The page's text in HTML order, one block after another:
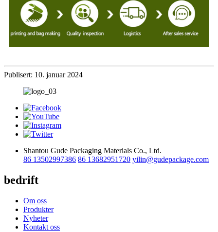
Publisert: 10. januar 2024
Shantou Gude Packaging Materials Co., Ltd.
86 13502997386 86 13682951720 yilin@gudepackage.com
bedrift
Om oss
Produkter
Nyheter
Kontakt oss